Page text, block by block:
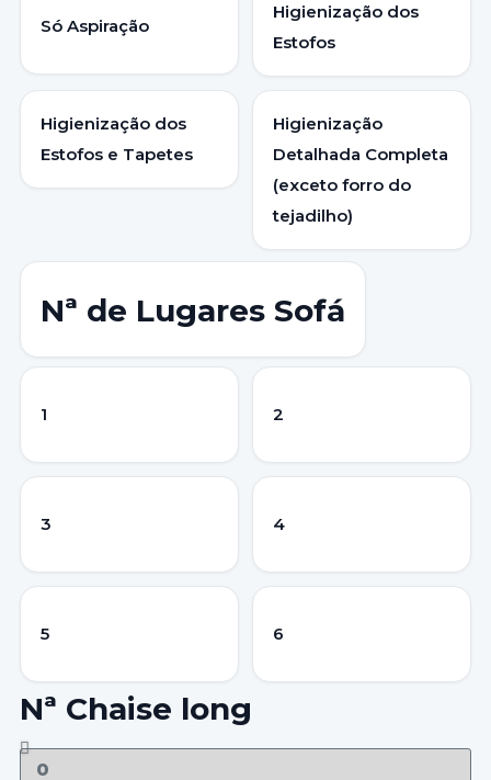
Só Aspiração
Higienização dos
Estofos
Higienização dos
Estofos e Tapetes
Higienização
Detalhada Completa
(exceto forro do
tejadilho)
Nª de Lugares Sofá
1 2
3 4
5 6
Nª Chaise long